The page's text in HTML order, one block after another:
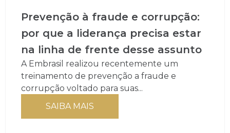
Prevenção à fraude e corrupção:
por que a liderança precisa estar
na linha de frente desse assunto
A Embrasil realizou recentemente um
treinamento de prevenção a fraude e
corrupção voltado para suas...
SAIBA MAIS